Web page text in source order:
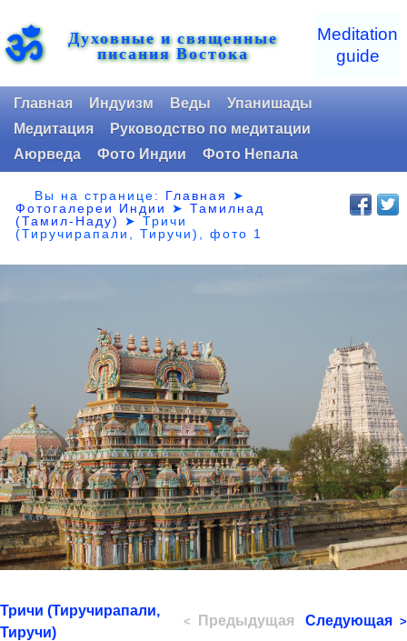
ॐ Духовные и священные
писания Востока
Meditation
guide
Главная Индуизм Веды
Упанишады
Медитация
Руководство по медитации
Аюрведа
Фото Индии Фото Непала
Вы на странице: Главная
➤
Фотогалереи Индии
➤Тамилнад
(Тамил-Наду)
➤Тричи
(Тиручирапали, Тиручи), фото 1
Тричи (Тиручирапали,
Тиручи)
< Предыдущая Следующая >